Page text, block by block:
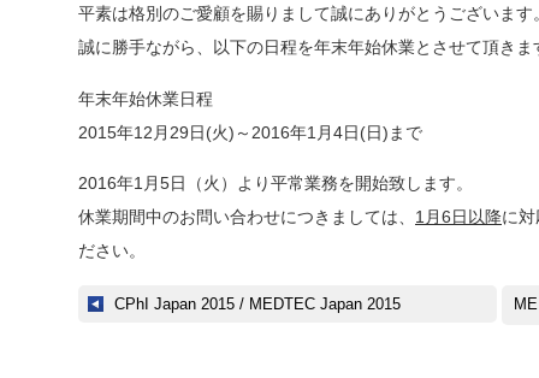
平素は格別のご愛顧を賜りまして誠にありがとうございます
誠に勝手ながら、以下の日程を年末年始休業とさせて頂きま
年末年始休業日程
2015年12月29日(火)～2016年1月4日(日)まで
2016年1月5日（火）より平常業務を開始致します。
休業期間中のお問い合わせにつきましては、 1月6日以降に
ださい。
CPhI Japan 2015 / MEDTEC Japan 2015